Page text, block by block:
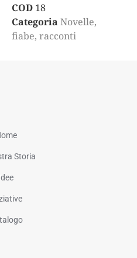
COD 18
Categoria Novelle,
fiabe, racconti
Storia